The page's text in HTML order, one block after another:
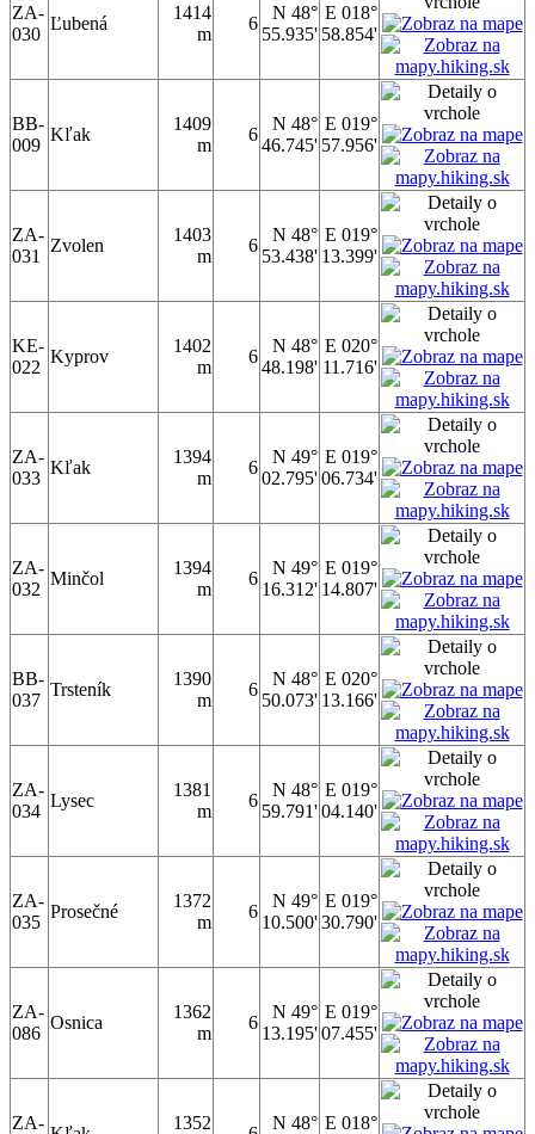
ZA-
030
Ľubená
1414
m
6
N 48°
55.935'
E 018°
58.854'
BB-
009
Kľak
1409
m
6
N 48°
46.745'
E 019°
57.956'
ZA-
031
Zvolen
1403
m
6
N 48°
53.438'
E 019°
13.399'
KE-
022
Kyprov
1402
m
6
N 48°
48.198'
E 020°
11.716'
ZA-
033
Kľak
1394
m
6
N 49°
02.795'
E 019°
06.734'
ZA-
032
Minčol
1394
m
6
N 49°
16.312'
E 019°
14.807'
BB-
037
Trsteník
1390
m
6
N 48°
50.073'
E 020°
13.166'
ZA-
034
Lysec
1381
m
6
N 48°
59.791'
E 019°
04.140'
ZA-
035
Prosečné
1372
m
6
N 49°
10.500'
E 019°
30.790'
ZA-
086
Osnica
1362
m
6
N 49°
13.195'
E 019°
07.455'
ZA-
1352
N 48° E 018°